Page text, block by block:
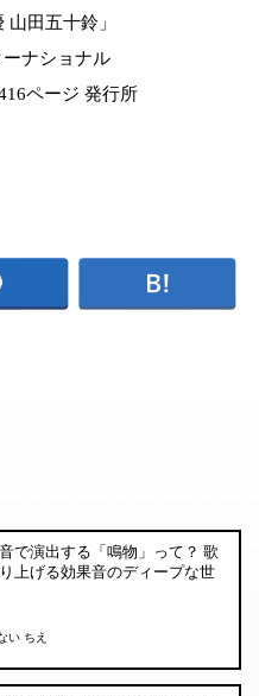
田五十鈴」
ナショナル
ページ 発行所
で演出する「鳴物」って？ 歌
上げる効果音のディープな世
い ちえ